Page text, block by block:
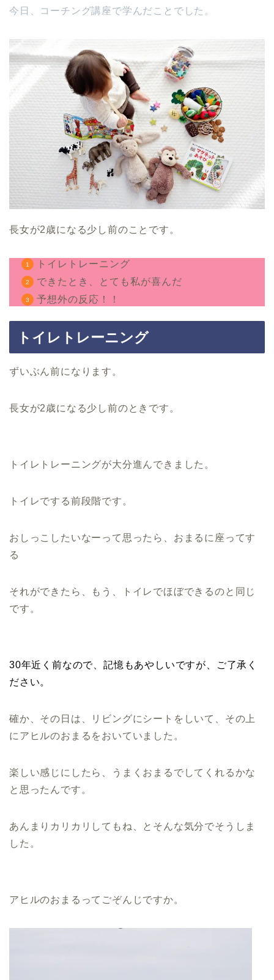
今日、コーチング講座で学んだことでした。
長女が2歳になる少し前のことです。
トイレトレーニング
できたとき、とても私が喜んだ
予想外の反応！！
トイレトレーニング
ずいぶん前になります。
長女が2歳になる少し前のときです。
トイレトレーニングが大分進んできました。
トイレでする前段階です。
おしっこしたいなーって思ったら、おまるに座ってす
る
それができたら、もう、トイレでほぼできるのと同じ
です。
30年近く前なので、記憶もあやしいですが、ご了承く
ださい。
確か、その日は、リビングにシートをしいて、その上
にアヒルのおまるをおいていました。
楽しい感じにしたら、うまくおまるでしてくれるかな
と思ったんです。
あんまりカリカリしてもね、とそんな気分でそうしま
した。
アヒルのおまるってごぞんじですか。